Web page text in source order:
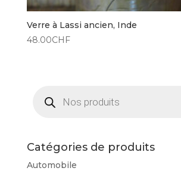
Verre à Lassi ancien, Inde
48.00CHF
produits
Catégories de produits
Automobile